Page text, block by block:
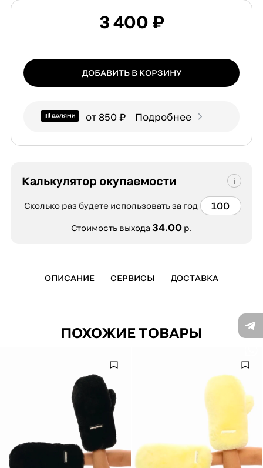
3 400 ₽
ДОБАВИТЬ В КОРЗИНУ
от 850 ₽ Подробнее
Калькулятор окупаемости
Сколько раз будете использовать за год
Стоимость выхода 34.00 р.
ОПИСАНИЕ СЕРВИСЫ ДОСТАВКА
ПОХОЖИЕ ТОВАРЫ